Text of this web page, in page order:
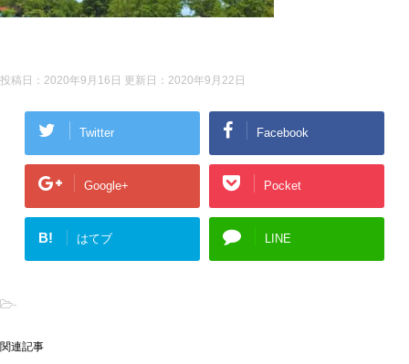
投稿日：2020年9月16日 更新日： 2020年9月22日
Twitter Facebook
Google+ Pocket
B! はてブ LINE
-
関連記事